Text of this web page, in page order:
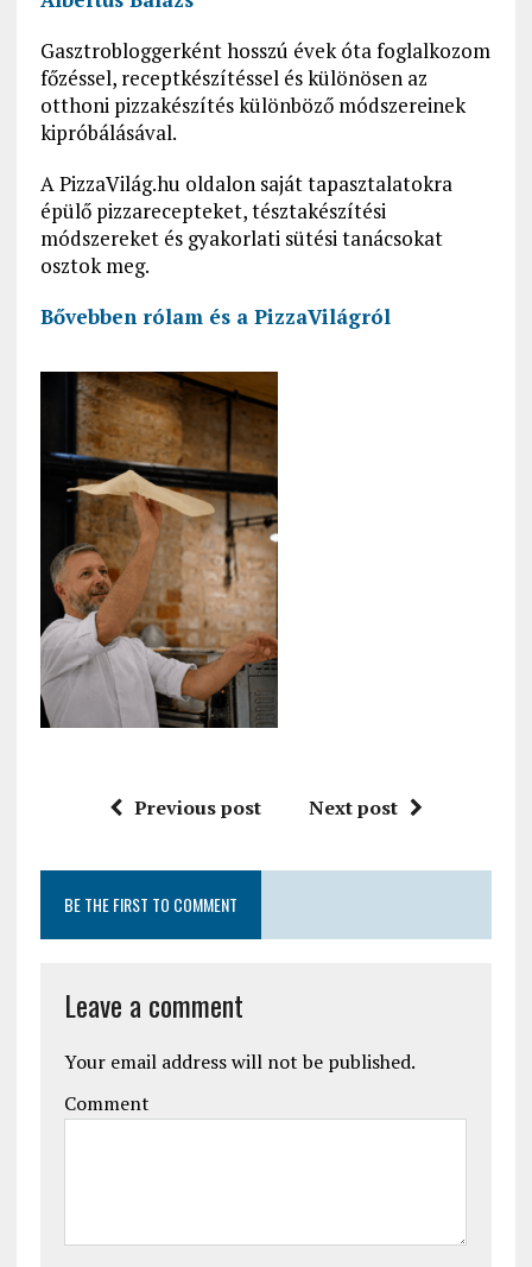
Gasztrobloggerként hosszú évek óta foglalkozom
főzéssel, receptkészítéssel és különösen az
otthoni pizzakészítés különböző módszereinek
kipróbálásával.
A PizzaVilág.hu oldalon saját tapasztalatokra
épülő pizzarecepteket, tésztakészítési
módszereket és gyakorlati sütési tanácsokat
osztok meg.
Bővebben rólam és a PizzaVilágról
Previous post Next post
BE THE FIRST TO COMMENT
Leave a comment
Your email address will not be published.
Comment